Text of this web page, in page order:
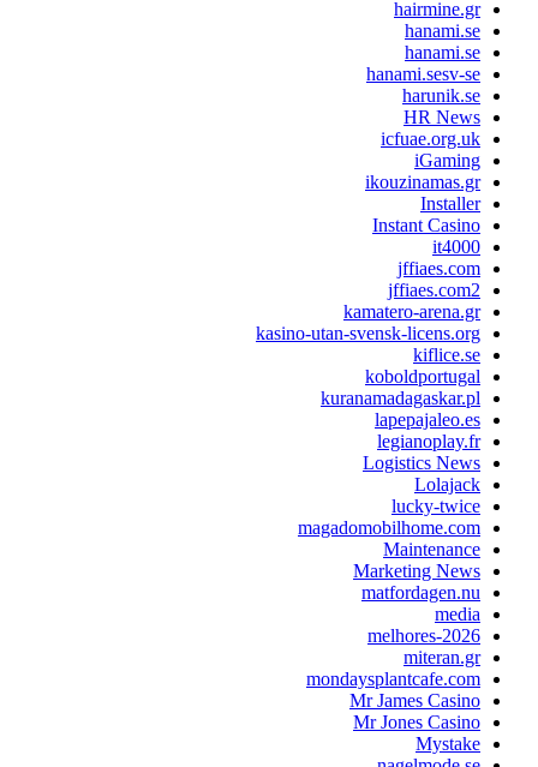
hairmine.gr
hanami.se
hanami.se
hanami.sesv-se
harunik.se
HR News
icfuae.org.uk
iGaming
ikouzinamas.gr
Installer
Instant Casino
it4000
jffiaes.com
jffiaes.com2
kamatero-arena.gr
kasino-utan-svensk-licens.org
kiflice.se
koboldportugal
kuranamadagaskar.pl
lapepajaleo.es
legianoplay.fr
Logistics News
Lolajack
lucky-twice
magadomobilhome.com
Maintenance
Marketing News
matfordagen.nu
media
melhores-2026
miteran.gr
mondaysplantcafe.com
Mr James Casino
Mr Jones Casino
Mystake